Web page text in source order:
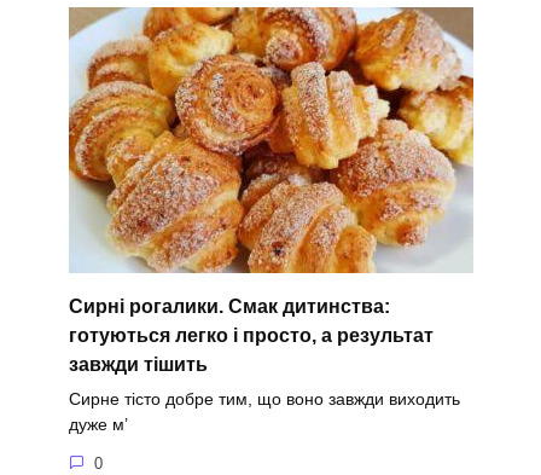
Сирні рогалики. Смак дитинства:
готуються легко і просто, а результат
завжди тішить
Сирне тісто добре тим, що воно завжди виходить
дуже м’
0